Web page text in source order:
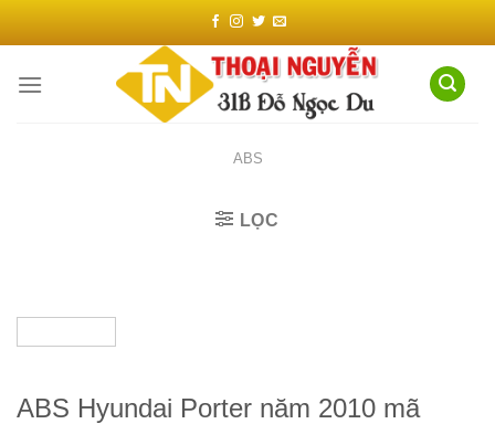
dung
ABS
LỌC
ABS Hyundai Porter năm 2010 mã